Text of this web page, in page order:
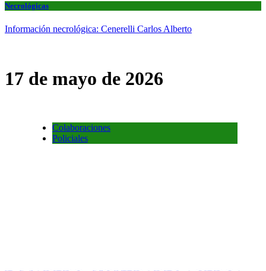
Necrológicas
Información necrológica: Cenerelli Carlos Alberto
17 de mayo de 2026
Colaboraciones
Policiales